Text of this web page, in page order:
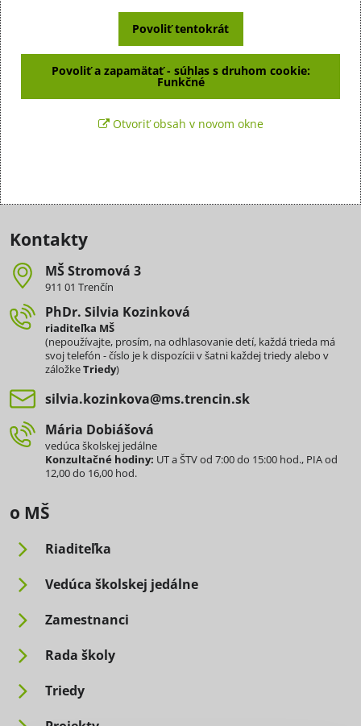
Povoliť tentokrát
Povoliť a zapamätať - súhlas s druhom cookie:
Funkčné
Otvoriť obsah v novom okne
Kontakty
MŠ Stromová 3
911 01 Trenčín
PhDr​. Silvia Kozinková
riaditeľka MŠ
(nepoužívajte, prosím, na odhlasovanie detí, každá trieda má
svoj telefón - číslo je k dispozícii v šatni každej triedy alebo v
záložkeTriedy)
silvia​.kozinkova​@ms​.trencin​.sk
Mária Dobiášová
vedúca školskej jedálne
Konzultačné hodiny: UT a ŠTV od 7:00 do 15:00 hod., PIA od
12,00 do 16,00 hod.
o MŠ
Riaditeľka
Vedúca školskej jedálne
Zamestnanci
Rada školy
Triedy